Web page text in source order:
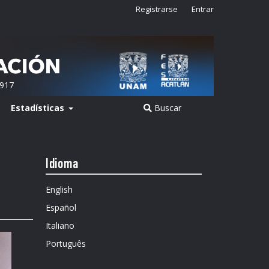
Estadísticas Buscar
Registrarse Entrar
Idioma
English
Español
Italiano
Português